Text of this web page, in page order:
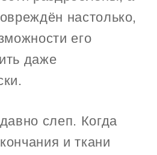
настолько,
его
даже
слеп. Когда
и ткани